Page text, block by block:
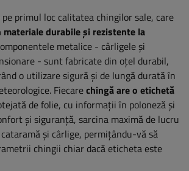
pe primul loc calitatea chingilor sale, care
durabile și rezistente la
metalice - cârligele și
- sunt fabricate din oțel durabil,
o utilizare sigură și de lungă durată în
Fiecarechingă are o etichetă
de folie, cu informații în poloneză și
și siguranță, sarcina maximă de lucru
și cârlige, permițându-vă să
chingii chiar dacă eticheta este